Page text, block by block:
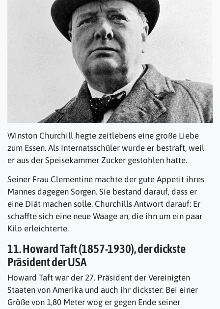
Winston Churchill hegte zeitlebens eine große Liebe
zum Essen. Als Internatsschüler wurde er bestraft, weil
er aus der Speisekammer Zucker gestohlen hatte.
Seiner Frau Clementine machte der gute Appetit ihres
Mannes dagegen Sorgen. Sie bestand darauf, dass er
eine Diät machen solle. Churchills Antwort darauf: Er
schaffte sich eine neue Waage an, die ihn um ein paar
Kilo erleichterte.
11. Howard Taft (1857-1930), der dickste
Präsident der USA
Howard Taft war der 27. Präsident der Vereinigten
Staaten von Amerika und auch ihr dickster: Bei einer
Größe von 1,80 Meter wog er gegen Ende seiner